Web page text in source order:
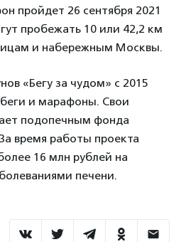
пройдет 26 сентября 2021
пробежать 10 или 42,2 км
и набережным Москвы.
«Бегу за чудом» с 2015
и марафоны. Свои
подопечным фонда
время работы проекта
16 млн рублей на
печени.